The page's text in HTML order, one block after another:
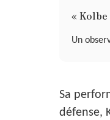
«
Un
Sa
défense,